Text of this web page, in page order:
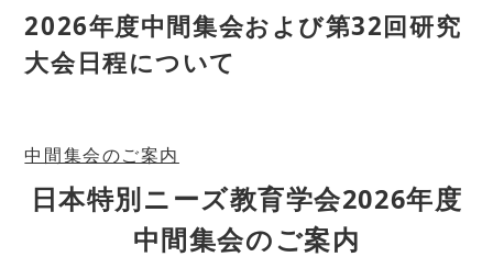
2026年度中間集会および第32回研究
大会日程について
中間集会のご案内
日本特別ニーズ教育学会2026年度
中間集会のご案内